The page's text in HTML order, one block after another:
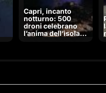
Capri, incanto
notturno: 500
droni celebrano
l’anima dell’isola…